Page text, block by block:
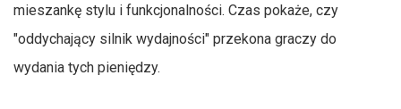
mieszankę stylu i funkcjonalności. Czas pokaże, czy
"oddychający silnik wydajności" przekona graczy do
wydania tych pieniędzy.